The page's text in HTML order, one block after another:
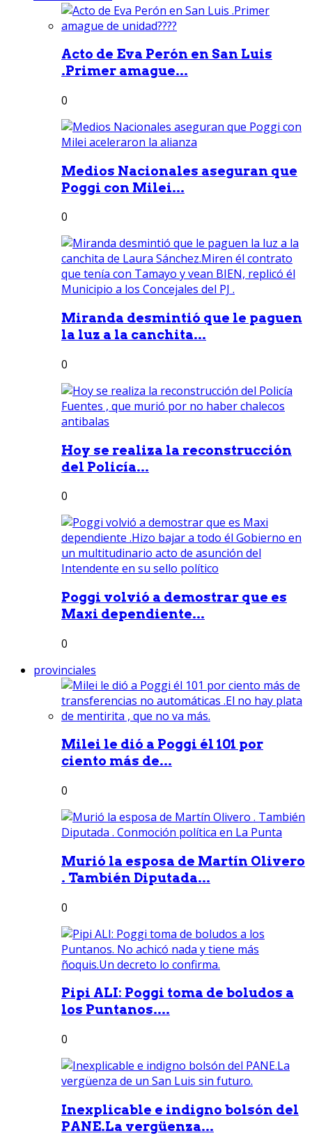
Acto de Eva Perón en San Luis
.Primer amague...
0
Medios Nacionales aseguran que
Poggi con Milei...
0
Miranda desmintió que le paguen
la luz a la canchita...
0
Hoy se realiza la reconstrucción
del Policía...
0
Poggi volvió a demostrar que es
Maxi dependiente...
0
provinciales
Milei le dió a Poggi él 101 por
ciento más de...
0
Murió la esposa de Martín Olivero
. También Diputada...
0
Pipi ALI: Poggi toma de boludos a
los Puntanos....
0
Inexplicable e indigno bolsón del
PANE.La vergüenza...